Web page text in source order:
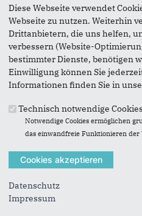
85,22% für Felix
Landtagswahl 2027 für
Ost.
Herzlichen Glückwunsch
Diese Webseite verwendet
Webseite zu nutzen. Weiterhin
Drittanbietern, die uns helfen,
verbessern (Website-
bestimmter Dienste, benötigen
Einwilligung können Sie
Informationen finden Sie in
Technisch notwendige
Notwendige Cookies ermöglichen
das einwandfreie Funktionieren der
Datenschutz
Impressum